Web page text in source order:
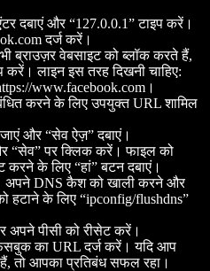
दबाएं और “127.0.0.1” टाइप करें।
दर्ज करें।
ब्राउज़र वेबसाइट को ब्लॉक करते हैं,
लाइन इस तरह दिखनी चाहिए:
www.facebook.com।
करने के लिए उपयुक्त URL शामिल
और “सेव ऐज़” दबाएं।
“सेव” पर क्लिक करें। फाइल को
करने के लिए “हां” बटन दबाएं।
अपने DNS कैश को खाली करने और
हटाने के लिए “ipconfig/flushdns”
अपने पीसी को रीसेट करें।
का URL दर्ज करें। यदि आप
आपका प्रतिबंध सफल रहा।